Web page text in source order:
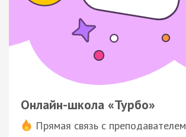
Онлайн-школа «Турбо»
Прямая связь с преподавателем